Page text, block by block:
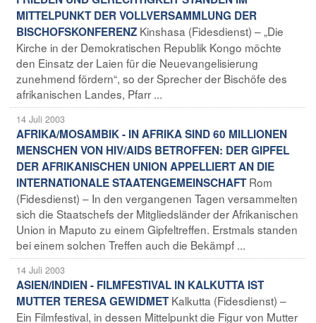
MITTELPUNKT DER VOLLVERSAMMLUNG DER
BISCHOFSKONFERENZ Kinshasa (Fidesdienst) – „Die
Kirche in der Demokratischen Republik Kongo möchte
den Einsatz der Laien für die Neuevangelisierung
zunehmend fördern“, so der Sprecher der Bischöfe des
afrikanischen Landes, Pfarr ...
14 Juli 2003
AFRIKA/MOSAMBIK - IN AFRIKA SIND 60 MILLIONEN
MENSCHEN VON HIV/AIDS BETROFFEN: DER GIPFEL
DER AFRIKANISCHEN UNION APPELLIERT AN DIE
INTERNATIONALE STAATENGEMEINSCHAFT Rom
(Fidesdienst) – In den vergangenen Tagen versammelten
sich die Staatschefs der Mitgliedsländer der Afrikanischen
Union in Maputo zu einem Gipfeltreffen. Erstmals standen
bei einem solchen Treffen auch die Bekämpf ...
14 Juli 2003
ASIEN/INDIEN - FILMFESTIVAL IN KALKUTTA IST
MUTTER TERESA GEWIDMET Kalkutta (Fidesdienst) –
Ein Filmfestival, in dessen Mittelpunkt die Figur von Mutter